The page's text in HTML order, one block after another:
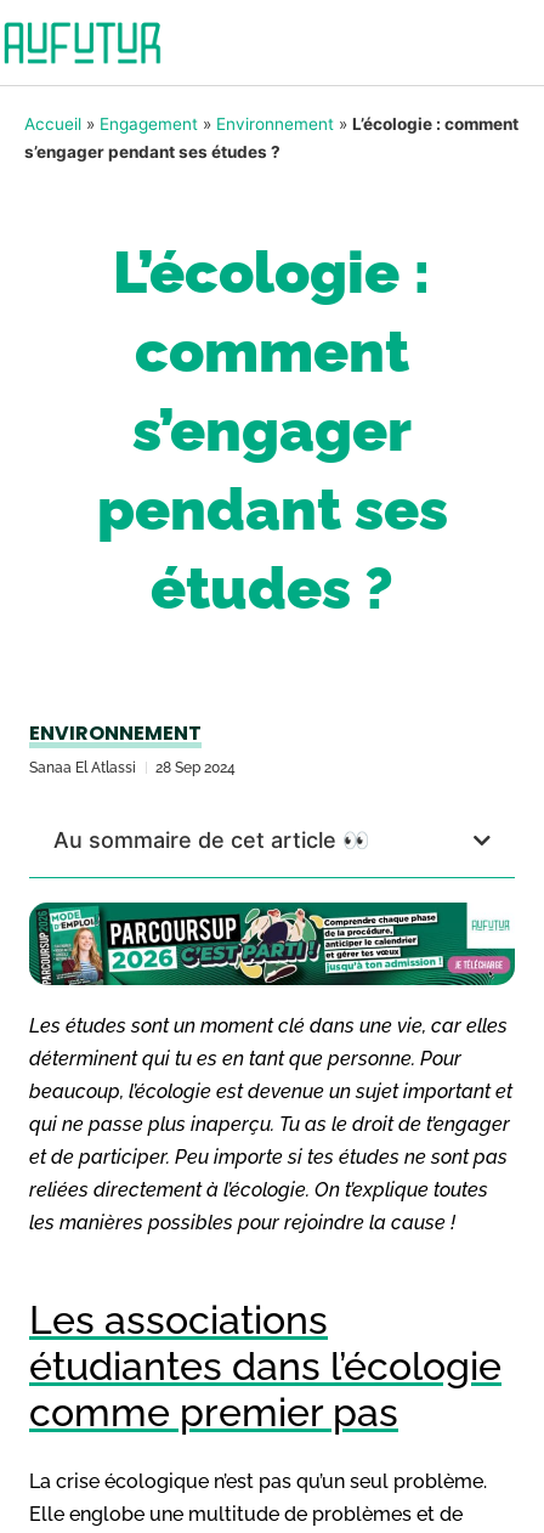
Accueil » Engagement » Environnement » L’écologie : comment
s’engager pendant ses études ?
L’écologie :
comment
s’engager
pendant ses
études ?
ENVIRONNEMENT
Sanaa El Atlassi 28 Sep 2024
Au sommaire de cet article 👀
Les études sont un moment clé dans une vie, car elles
déterminent qui tu es en tant que personne. Pour
beaucoup, l’écologie est devenue un sujet important et
qui ne passe plus inaperçu. Tu as le droit de t’engager
et de participer. Peu importe si tes études ne sont pas
reliées directement à l’écologie. On t’explique toutes
les manières possibles pour rejoindre la cause !
Les associations
étudiantes dans l’écologie
comme premier pas
La crise écologique n’est pas qu’un seul problème.
Elle englobe une multitude de problèmes et de